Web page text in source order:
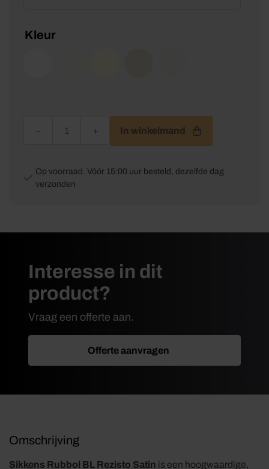
Kleur
In winkelmand
Op voorraad. Vóór 15:00 uur besteld, dezelfde dag
verzonden
Interesse in dit
product?
Vraag een offerte aan.
Offerte aanvragen
Omschrijving
Sikkens Rubbol BL Rezisto Satin is een hoogwaardige,